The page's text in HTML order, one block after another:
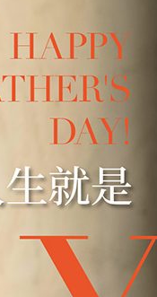
1992年美國南加州,現為
大的運動鞋品牌,暢銷全
鞋，能有效舒緩腿足部
部活動平衡，讓邁出的
中...